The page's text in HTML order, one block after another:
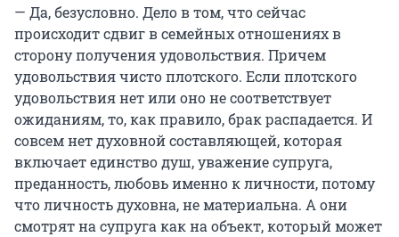
— Да, безусловно. Дело в том, что сейчас
происходит сдвиг в семейных отношениях в
сторону получения удовольствия. Причем
удовольствия чисто плотского. Если плотского
удовольствия нет или оно не соответствует
ожиданиям, то, как правило, брак распадается. И
совсем нет духовной составляющей, которая
включает единство душ, уважение супруга,
преданность, любовь именно к личности, потому
что личность духовна, не материальна. А они
смотрят на супруга как на объект, который может